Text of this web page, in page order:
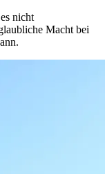
nicht
Macht bei